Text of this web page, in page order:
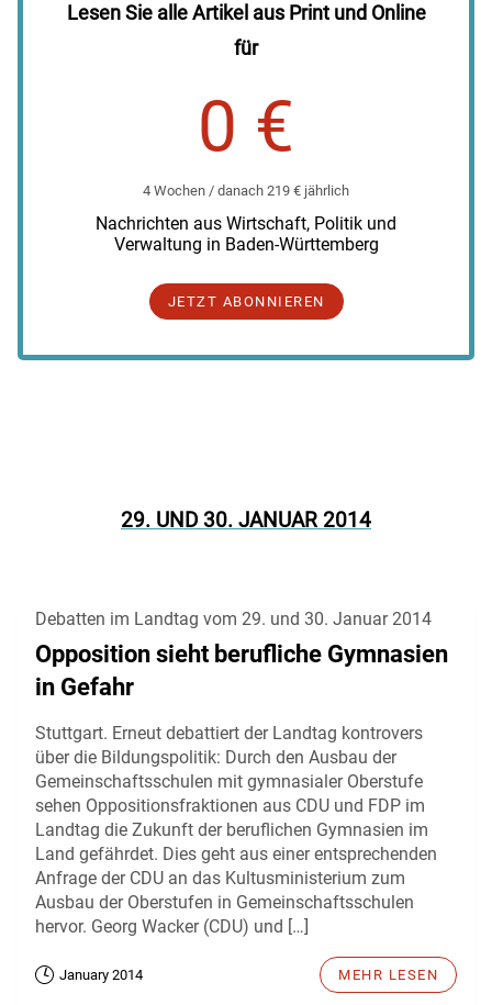
Lesen Sie alle Artikel aus Print und Online
für
0 €
4 Wochen / danach 219 € jährlich
Nachrichten aus Wirtschaft, Politik und
Verwaltung in Baden-Württemberg
JETZT ABONNIEREN
29. UND 30. JANUAR 2014
Debatten im Landtag vom 29. und 30. Januar 2014
Opposition sieht berufliche Gymnasien
in Gefahr
Stuttgart. Erneut debattiert der Landtag kontrovers
über die Bildungspolitik: Durch den Ausbau der
Gemeinschaftsschulen mit gymnasialer Oberstufe
sehen Oppositionsfraktionen aus CDU und FDP im
Landtag die Zukunft der beruflichen Gymnasien im
Land gefährdet. Dies geht aus einer entsprechenden
Anfrage der CDU an das Kultusministerium zum
Ausbau der Oberstufen in Gemeinschaftsschulen
hervor. Georg Wacker (CDU) und […]
January 2014 MEHR LESEN